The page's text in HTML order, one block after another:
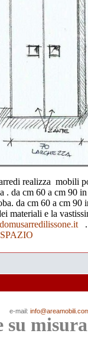
realizza mobili
. da cm 60 a cm 90
da cm 60 a cm
materiali e la
e-mail:
su misura